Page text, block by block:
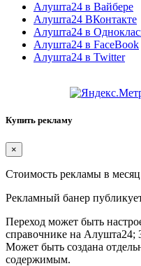
Алушта24 в Вайбере
Алушта24 ВКонтакте
Алушта24 в
Алушта24 в FaceBook
Алушта24 в Twitter
Купить рекламу
×
Стоимость рекламы в месяц
Рекламный банер
Переход может быть
справочнике на
Может быть создана
содержимым.